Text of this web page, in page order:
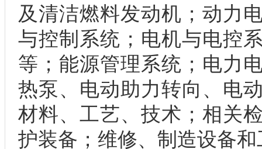
及清洁燃料发动机；动力
与控制系统；电机与电控
等；能源管理系统；电力
热泵、电动助力转向、电
材料、工艺、技术；相关
护装备；维修、制造设备